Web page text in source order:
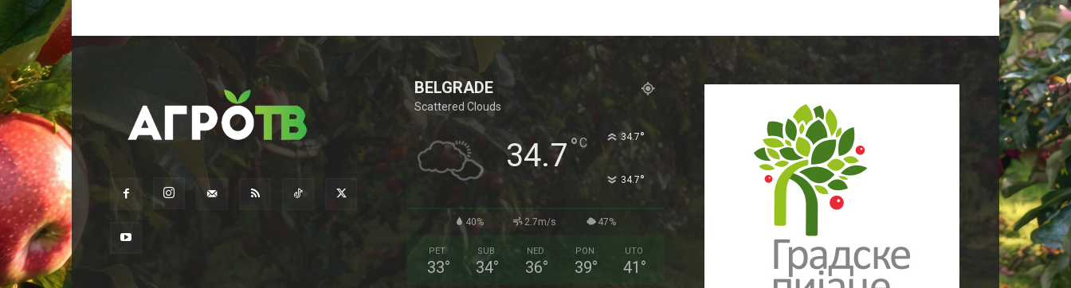
BELGRADE
Scattered Clouds
34.7°C 34.7°
34.7°
40% 2.7m/s 47%
PET
33°
SUB
34°
NED
36°
PON
39°
UTO
41 °